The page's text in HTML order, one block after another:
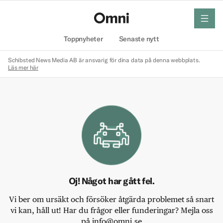
Toppnyheter Senaste nytt
meny
Schibsted News Media AB är ansvarig för dina data på denna webbplats.
Läs mer här
Oj! Något har gått fel.
Vi ber om ursäkt och försöker åtgärda problemet så snart
vi kan, håll ut! Har du frågor eller funderingar? Mejla oss